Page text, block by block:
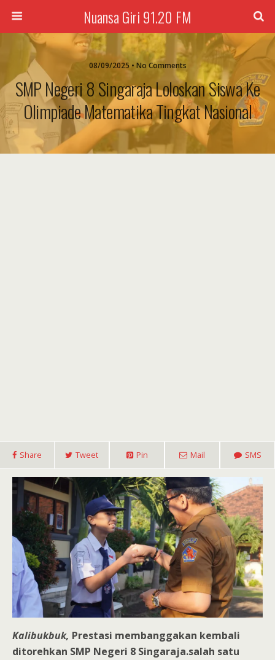
Nuansa Giri 91.20 FM
08/09/2025 • No Comments
SMP Negeri 8 Singaraja Loloskan Siswa Ke
Olimpiade Matematika Tingkat Nasional
Share Tweet Pin Mail SMS
Kalibukbuk, Prestasi membanggakan kembali
ditorehkan SMP Negeri 8 Singaraja.salah satu